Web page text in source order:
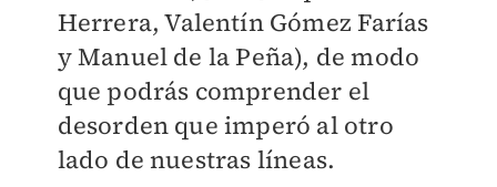
Herrera, Valentín Gómez Farías
y Manuel de la Peña), de modo
que podrás comprender el
desorden que imperó al otro
lado de nuestras líneas.